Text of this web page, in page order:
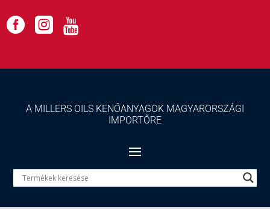
  
A MILLERS OILS KENŐANYAGOK MAGYARORSZÁGI
IMPORTŐRE